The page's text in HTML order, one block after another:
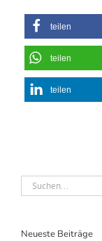
teilen
teilen
teilen
Suche
nach:
Neueste Beiträge